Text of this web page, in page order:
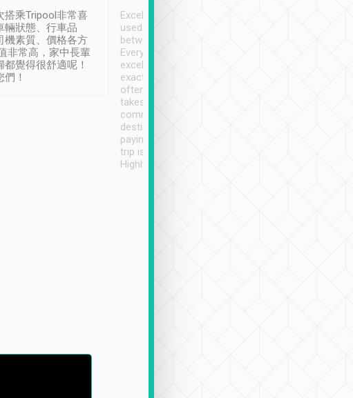
搭乘Tripool非常喜
輛狀態、行車品
機素質、價格各方
非常高，家中長輩
都覺得很舒適呢！
們！
Excellent service. We have
used Tripool to travel
between cities in Taiwan.
Every driver has been
excellent and arrives
exactly on time. As there is
often limited English it
takes the difficulty out of
communicating the
destination details and
paying online prior to the
trip is very convenient.
Highly recommended